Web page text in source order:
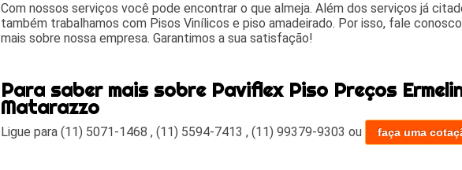
Com nossos serviços você pode encontrar o que almeja. Além dos serviços já
também trabalhamos com Pisos Vinílicos e piso amadeirado. Por isso, fale
mais sobre nossa empresa. Garantimos a sua satisfação!
Para saber mais sobre Paviflex Piso Preços
Matarazzo
Ligue para (11) 5071-1468 , (11) 5594-7413 , (11) 99379-9303 ou faça uma